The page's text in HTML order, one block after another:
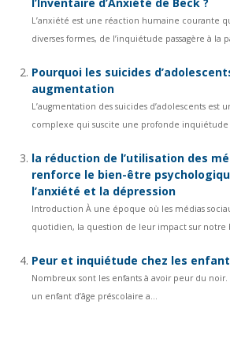
L’anxiété est une réaction humaine courante
diverses formes, de l’inquiétude passagère à la
Pourquoi les suicides
augmentation
L’augmentation des suicides d’adolescents
complexe qui suscite une profonde inquiétude
la réduction de l’utilisation des
renforce le bien-être
l’anxiété et la dépression
Introduction À une époque où les médias
quotidien, la question de leur impact sur notre
Peur et inquiétude chez les
Nombreux sont les enfants à avoir peur du noir.
un enfant d’âge préscolaire a...